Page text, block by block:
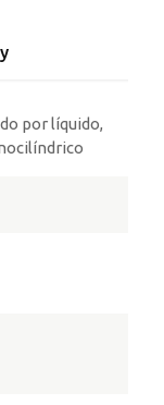
por líquido,